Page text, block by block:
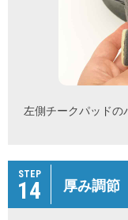
左側チークパッドの
STEP
14 厚み調節